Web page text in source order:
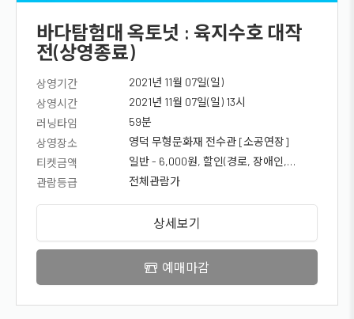
바다탐험대 옥토넛 : 육지수호 대작
전(상영종료)
상영기간
2021년 11월 07일(일)
상영시간
2021년 11월 07일(일) 13시
러닝타임
59분
상영장소
영덕 무형문화재 전수관 [소공연장]
티켓금액
일반 - 6,000원, 할인(경로, 장애인,
국가유공자, 청소년) - 5000원
관람등급 전체관람가
상세보기
예매마감